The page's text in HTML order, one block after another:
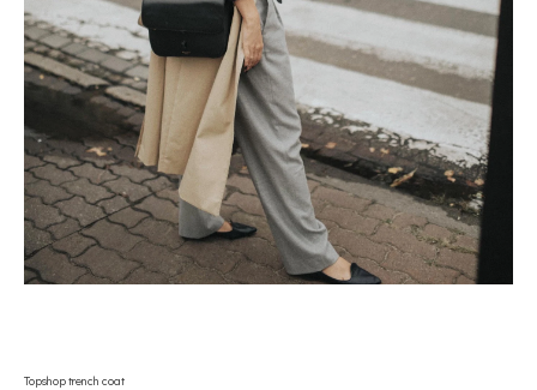
Topshop trench coat